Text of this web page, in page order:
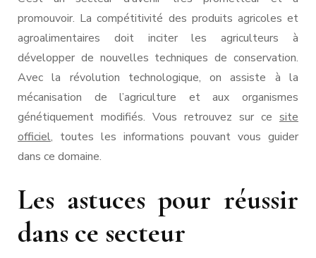
promouvoir. La compétitivité des produits agricoles et
agroalimentaires doit inciter les agriculteurs à
développer de nouvelles techniques de conservation.
Avec la révolution technologique, on assiste à la
mécanisation de l’agriculture et aux organismes
génétiquement modifiés. Vous retrouvez sur ce site
officiel, toutes les informations pouvant vous guider
dans ce domaine.
Les astuces pour réussir
dans ce secteur